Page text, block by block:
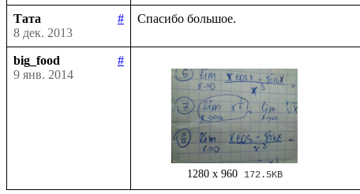
Тата
#
8 дек. 2013
big_food
#
9 янв. 2014
1280 x 960 172.5KB